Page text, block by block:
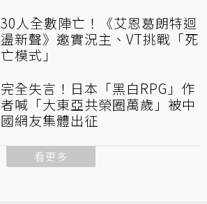
30人全數陣亡！《艾恩葛朗特迴
盪新聲》邀實況主、VT挑戰「死
亡模式」
完全失言！日本「黑白RPG」作
者喊「大東亞共榮圈萬歲」被中
國網友集體出征
看更多